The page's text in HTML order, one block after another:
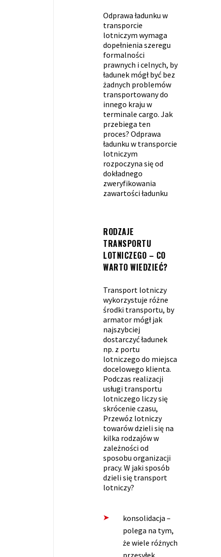
Odprawa ładunku w
transporcie
lotniczym wymaga
dopełnienia szeregu
formalności
prawnych i celnych, by
ładunek mógł być bez
żadnych problemów
transportowany do
innego kraju w
terminale cargo. Jak
przebiega ten
proces? Odprawa
ładunku w transporcie
lotniczym
rozpoczyna się od
dokładnego
zweryfikowania
zawartości ładunku
RODZAJE
TRANSPORTU
LOTNICZEGO – CO
WARTO WIEDZIEĆ?
Transport lotniczy
wykorzystuje różne
środki transportu, by
armator mógł jak
najszybciej
dostarczyć ładunek
np. z portu
lotniczego do miejsca
docelowego klienta.
Podczas realizacji
usługi transportu
lotniczego liczy się
skrócenie czasu,
Przewóz lotniczy
towarów dzieli się na
kilka rodzajów w
zależności od
sposobu organizacji
pracy. W jaki sposób
dzieli się transport
lotniczy?
konsolidacja –
polega na tym,
że wiele różnych
przesyłek